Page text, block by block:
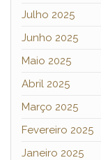
Julho 2025
Junho 2025
Maio 2025
Abril 2025
Março 2025
Fevereiro 2025
Janeiro 2025